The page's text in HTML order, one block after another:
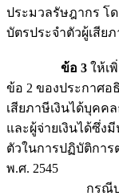
ประมวลรัษฎากร โ
บัตรประจำตัวผู้เสีย
ข้อ 3 ให้เ
ข้อ 2 ของประกาศอ
เสียภาษีเงินได้บุค
และผู้จ่ายเงินได้ซึ่ง
ตัวในการปฏิบัติการ
พ.ศ. 2545
กรณีบริษัทห